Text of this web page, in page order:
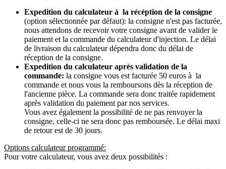
Expedition du calculateur à la récéption de la consigne
(option sélectionnée par défaut): la consigne n'est pas facturée,
nous attendons de recevoir votre consigne avant de valider le
paiement et la commande du calculateur d'injection. Le délai
de livraison du calculateur dépendra donc du délai de
réception de la consigne.
Expedition du calculateur après validation de la
commande: la consigne vous est facturée 50 euros à la
commande et nous vous la remboursons dès la réception de
l'ancienne pièce. La commande sera donc traitée rapidement
après validation du paiement par nos services.
Vous avez également la possibilité de ne pas renvoyer la
consigne, celle-ci ne sera donc pas remboursée. Le délai maxi
de retour est de 30 jours.
Options calculateur programmé:
Pour votre calculateur, vous avez deux possibilités :